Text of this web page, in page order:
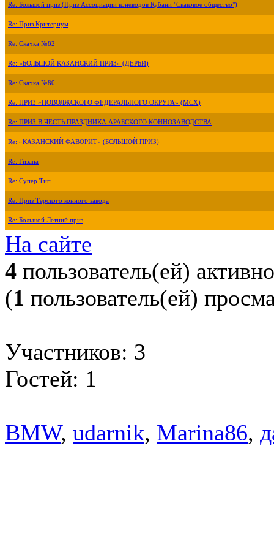
Re: Большой приз (Приз Ассоциации коневодов Кубани "Скаковое общество")
Re: Приз Критериум
Re: Скачка №82
Re: «БОЛЬШОЙ КАЗАНСКИЙ ПРИЗ» (ДЕРБИ)
Re: Скачка №80
Re: ПРИЗ «ПОВОЛЖСКОГО ФЕДЕРАЛЬНОГО ОКРУГА» (МСХ)
Re: ПРИЗ В ЧЕСТЬ ПРАЗДНИКА АРАБСКОГО КОННОЗАВОДСТВА
Re: «КАЗАНСКИЙ ФАВОРИТ» (БОЛЬШОЙ ПРИЗ)
Re: Гизана
Re: Супер Тип
Re: Приз Терского конного завода
Re: Большой Летний приз
На сайте
4 пользователь(ей) активно
(1 пользователь(ей)
Участников: 3
Гостей: 1
BMW, udarnik, Marina86,